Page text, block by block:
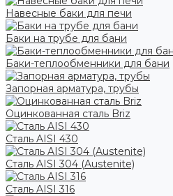
Навесные баки для печи
Баки на трубе для бани
Баки-теплообменники для бани
Запорная арматура, трубы
Оцинкованная сталь Briz
Сталь AISI 430
Сталь AISI 304 (Austenite)
Сталь AISI 316